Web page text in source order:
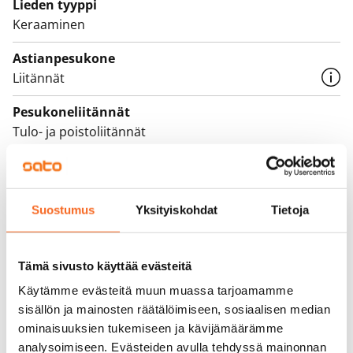
Suostumus Yksityiskohdat Tietoja
Tämä sivusto käyttää evästeitä
Käytämme evästeitä muun muassa tarjoamamme
sisällön ja mainosten räätälöimiseen, sosiaalisen median
ominaisuuksien tukemiseen ja kävijämäärämme
analysoimiseen. Evästeiden avulla tehdyssä mainonnan
Lieden tyyppi
Keraaminen
Astianpesukone
Liitännät
Pesukoneliitännät
Tulo- ja poistoliitännät
Sopimus ja maksut
Vapautuminen
Varallisuusrajat
Ei
Vuokra